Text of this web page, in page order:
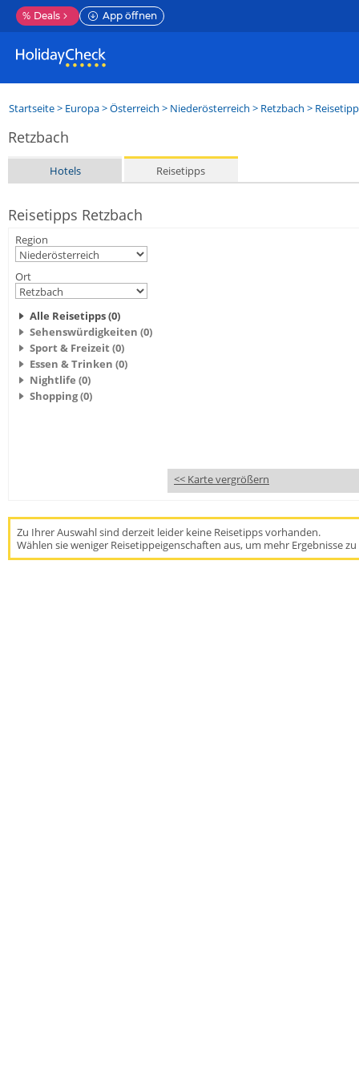
% Deals App öffnen
Startseite> Europa>Österreich > Niederösterreich > Retzbach >
Retzbach
Hotels Reisetipps
Reisetipps Retzbach
Region
Ort
Alle Reisetipps (0)
Sehenswürdigkeiten (0)
Sport & Freizeit (0)
Essen & Trinken (0)
Nightlife (0)
Shopping (0)
<< Karte vergrößern
Zu Ihrer Auswahl sind derzeit leider keine Reisetipps vorhanden.
Wählen sie weniger Reisetippeigenschaften aus, um mehr Ergebnisse